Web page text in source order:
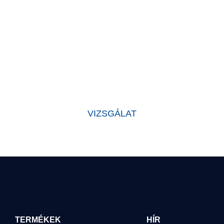
VIZSGÁLAT
TERMÉKEK HÍR